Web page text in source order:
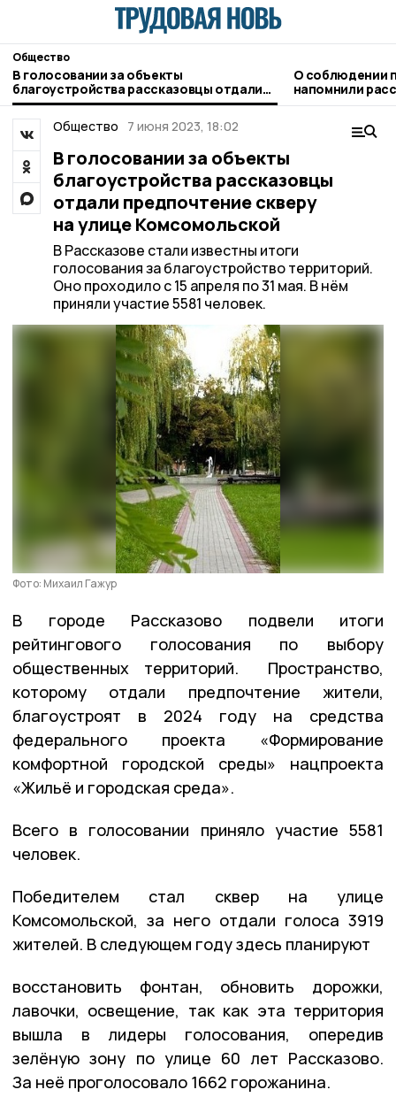
Общество
В голосовании за объекты
благоустройства рассказовцы отдали
предпочтение скверу на улице
Комсомольской
О соблюдении
напомнили
Общество
7 июня 2023, 18:02
В голосовании за объекты
благоустройства рассказовцы
отдали предпочтение скверу
на улице Комсомольской
В Рассказове стали известны итоги
голосования за благоустройство территорий.
Оно проходило с 15 апреля по 31 мая. В нём
приняли участие 5581 человек.
Фото: Михаил Гажур
В городе Рассказово подвели итоги
рейтингового голосования по выбору
общественных территорий. Пространство,
которому отдали предпочтение жители,
благоустроят в 2024 году на средства
федерального проекта «Формирование
комфортной городской среды» нацпроекта
«Жильё и городская среда».
Всего в голосовании приняло участие 5581
человек.
Победителем стал сквер на улице
Комсомольской, за него отдали голоса 3919
жителей. В следующем году здесь планируют
восстановить фонтан, обновить дорожки,
лавочки, освещение, так как эта территория
вышла в лидеры голосования, опередив
зелёную зону по улице 60 лет Рассказово.
За неё проголосовало 1662 горожанина.